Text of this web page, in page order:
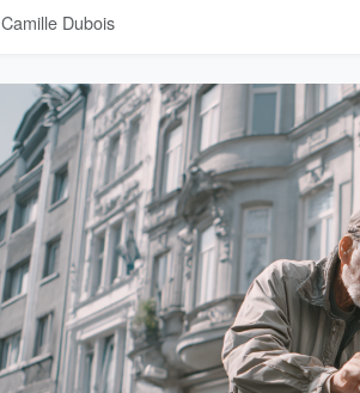
Camille Dubois